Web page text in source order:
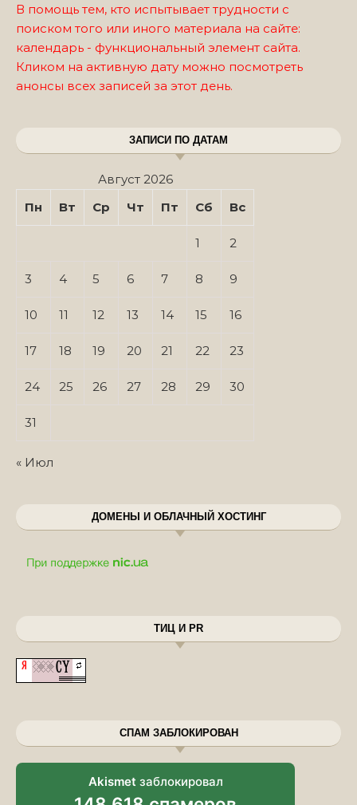
В помощь тем, кто испытывает трудности с
поиском того или иного материала на сайте:
календарь - функциональный элемент сайта.
Кликом на активную дату можно посмотреть
анонсы всех записей за этот день.
ЗАПИСИ ПО ДАТАМ
Август 2026
Пн
Вт Ср Чт Пт Сб Вс
1 2
3 4 5 6 7 8 9
10 11 12 13 14 15 16
17 18 19 20 21 22 23
24 25 26 27 28 29 30
31
« Июл
ДОМЕНЫ И ОБЛАЧНЫЙ ХОСТИНГ
ТИЦ И PR
СПАМ ЗАБЛОКИРОВАН
Akismet заблокировал